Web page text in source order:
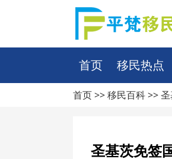
首页 移民热点
首页 >>移民百科>>
圣基茨免签